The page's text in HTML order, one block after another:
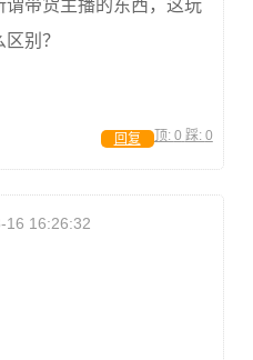
谓带货主播的东西，这玩
别？
顶: 0 踩: 0
回复
16 16:26:32